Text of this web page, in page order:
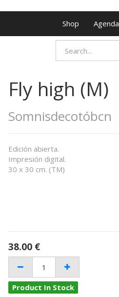
Shop Agenda
Fly high (M)
Somnisdecotóbcn
Edición abierta.
Impresión digital.
30 x 30 cm. (TM)
38.00 €
Product In Stock